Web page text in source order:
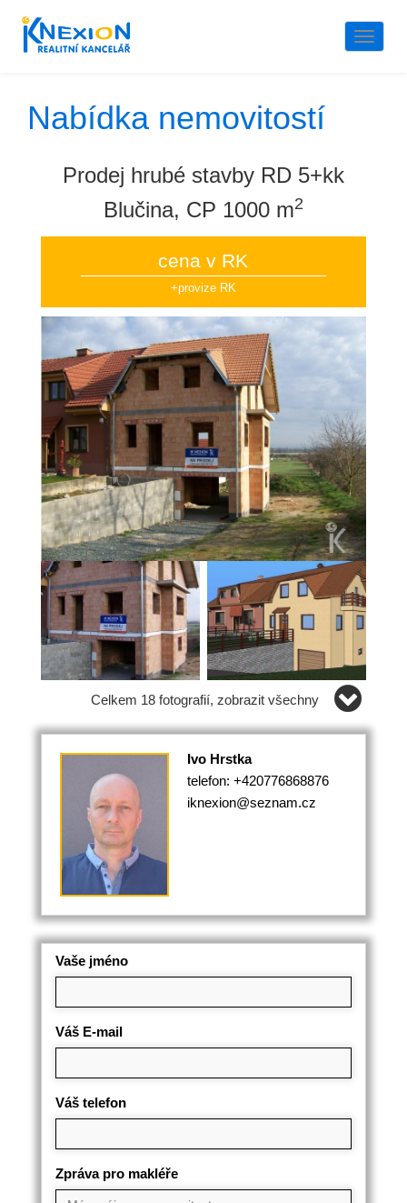
Nabídka nemovitostí
Prodej hrubé stavby RD 5+kk
Blučina, CP 1000 m2
cena v RK
+provize RK
Celkem 18 fotografií, zobrazit všechny
Ivo Hrstka
telefon: +420776868876
iknexion@seznam.cz
Vaše jméno
Váš E-mail
Váš telefon
Zpráva pro makléře